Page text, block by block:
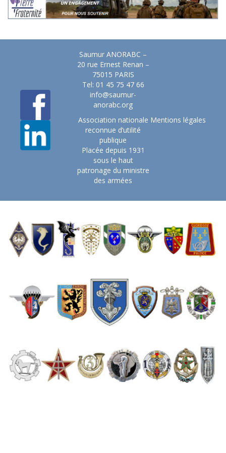
Saumur ANORABC –
20 rue Ernest Renan –
75015 PARIS
Tel: 01 45 75 47 66
info@saumur-
anorabc.org
Association nationale
reconnue d’utilité
publique
Placée depuis 1931
sous le haut
patronage du ministre
des armées
Mentions légales